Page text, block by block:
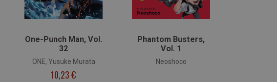
One-Punch Man, Vol.
32
ONE, Yusuke Murata
10,23 €
Phantom Busters,
Vol. 1
Neoshoco